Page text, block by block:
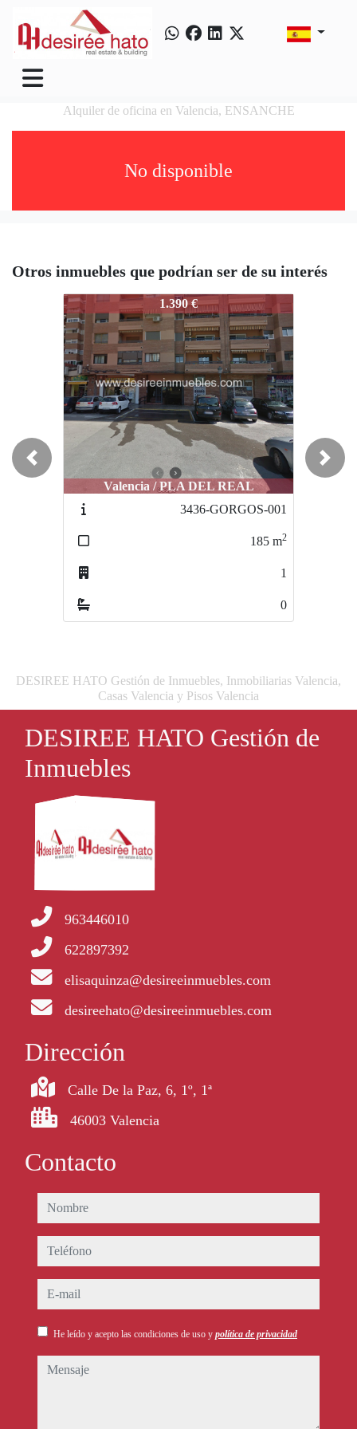
Alquiler de oficina en Valencia, ENSANCHE
No disponible
Otros inmuebles que podrían ser de su interés
3810-CANOVAS1.390 €
Valencia / PLA DEL REAL
3436-GORGOS-001
185 m2
1
0
Previous Next
DESIREE HATO Gestión de Inmuebles, Inmobiliarias Valencia,
Casas Valencia y Pisos Valencia
DESIREE HATO Gestión de
Inmuebles
963446010
622897392
elisaquinza@desireeinmuebles.com
desireehato@desireeinmuebles.com
Dirección
Calle De la Paz, 6, 1º, 1ª
46003 Valencia
Contacto
nombre
teléfono
e-mail
He leído y acepto las condiciones de uso y política de privacidad
mensaje